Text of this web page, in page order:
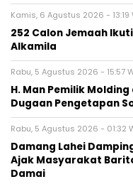
Kamis, 6 Agustus 2026 - 13:19
252 Calon Jemaah
Alkamila
Rabu, 5 Agustus 2026 - 15:57
H. Man Pemilik
Dugaan Pengetapan
Rabu, 5 Agustus 2026 - 01:32
Damang Lahei
Ajak Masyarakat
Damai